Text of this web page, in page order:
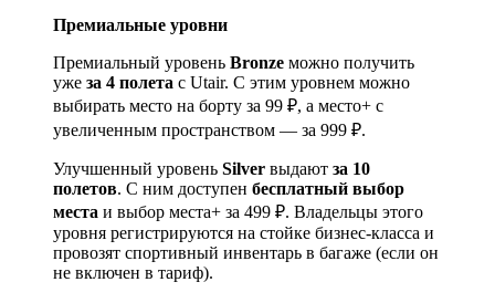
Премиальные уровни
Премиальный уровень Bronze можно получить
уже за 4 полета с Utair. С этим уровнем можно
выбирать место на борту за 99 ₽, а место+ с
увеличенным пространством — за 999 ₽.
Улучшенный уровень Silver выдают за 10
полетов. С ним доступен бесплатный выбор
места и выбор места+ за 499 ₽. Владельцы этого
уровня регистрируются на стойке бизнес-класса и
провозят спортивный инвентарь в багаже (если он
не включен в тариф).